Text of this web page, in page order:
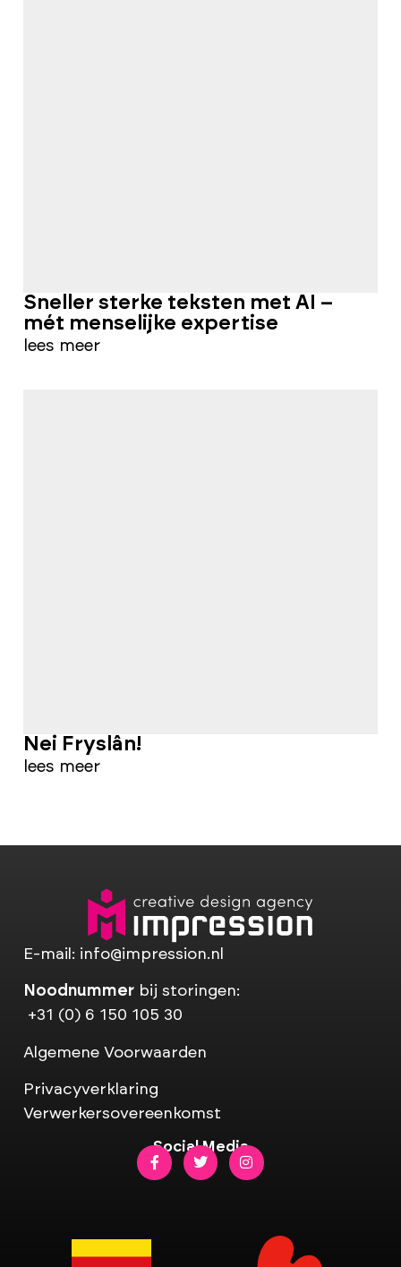
Sneller sterke teksten met AI –
mét menselijke expertise
lees meer
Nei Fryslân!
lees meer
E-mail: info@impression.nl
Noodnummerbij storingen:
+31 (0) 6 150 105 30
Algemene Voorwaarden
Privacyverklaring
Verwerkersovereenkomst
Social Media